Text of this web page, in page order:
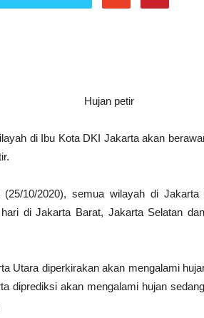
di Ibu Kota DKI Jakarta akan
10/2020), semua wilayah di Jakarta
di Jakarta Barat, Jakarta Selatan
Utara diperkirakan akan mengalami
diprediksi akan mengalami hujan